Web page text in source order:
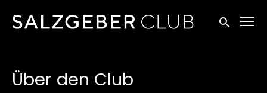
Zugänglichkeitslinks
Suche
Über den Club